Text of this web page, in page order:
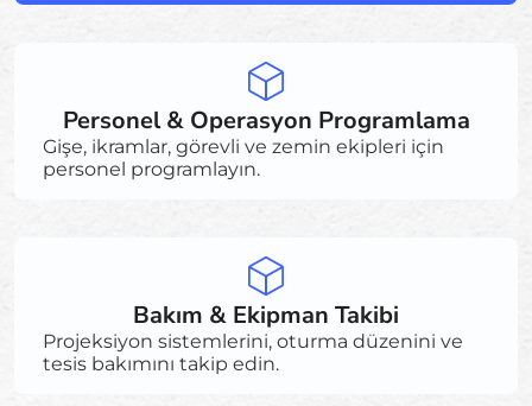
Personel & Operasyon Programlama
Gişe, ikramlar, görevli ve zemin ekipleri için
personel programlayın.
Bakım & Ekipman Takibi
Projeksiyon sistemlerini, oturma düzenini ve
tesis bakımını takip edin.